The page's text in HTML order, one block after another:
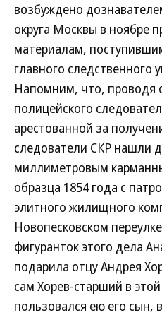
возбуждено
округа Москвы в ноябре
материалам,
главного следственного
Напомним, что, проводя
полицейского
арестованной за
следователи СКР нашли
миллиметровым
образца 1854 года с
элитного жилищного
Новопесковском
фигуранток этого дела
подарила отцу Андрея
сам Хорев-старший в
пользовался ею его сын,